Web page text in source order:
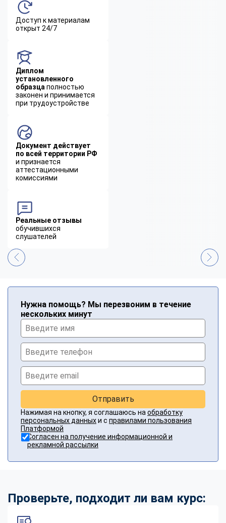
Доступ к материалам
открыт 24/7
Диплом
установленного
образца полностью
законен и принимается
при трудоустройстве
Документ действует
по всей территории РФ
и признается
аттестационными
комиссиями
Реальные отзывы
обучившихся
слушателей
Нужна помощь? Мы перезвоним в течение
нескольких минут
Отправить
Нажимая на кнопку, я соглашаюсь на обработку
персональных данныхи с правилами пользования
Платформой
Согласен на получение информационной и
рекламной рассылки
Проверьте, подходит ли вам курс: